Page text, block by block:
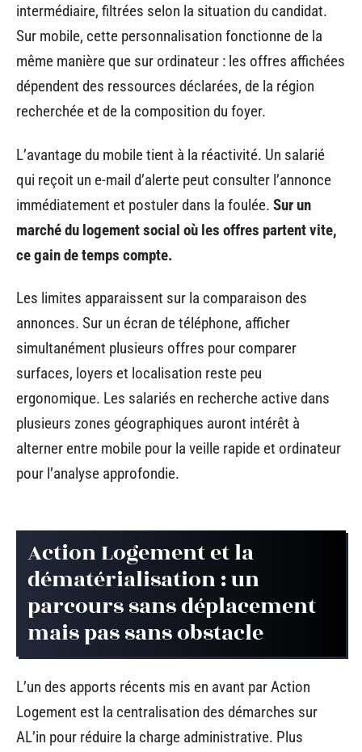
intermédiaire, filtrées selon la situation du candidat.
Sur mobile, cette personnalisation fonctionne de la
même manière que sur ordinateur : les offres affichées
dépendent des ressources déclarées, de la région
recherchée et de la composition du foyer.
L’avantage du mobile tient à la réactivité. Un salarié
qui reçoit un e-mail d’alerte peut consulter l’annonce
immédiatement et postuler dans la foulée. Sur un
marché du logement social où les offres partent vite,
ce gain de temps compte.
Les limites apparaissent sur la comparaison des
annonces. Sur un écran de téléphone, afficher
simultanément plusieurs offres pour comparer
surfaces, loyers et localisation reste peu
ergonomique. Les salariés en recherche active dans
plusieurs zones géographiques auront intérêt à
alterner entre mobile pour la veille rapide et ordinateur
pour l’analyse approfondie.
Action Logement et la
dématérialisation : un
parcours sans déplacement
mais pas sans obstacle
L’un des apports récents mis en avant par Action
Logement est la centralisation des démarches sur
AL’in pour réduire la charge administrative. Plus